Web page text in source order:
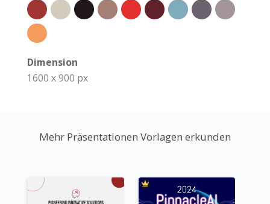
Dimension
1600 x 900 px
Mehr Präsentationen Vorlagen erkunden